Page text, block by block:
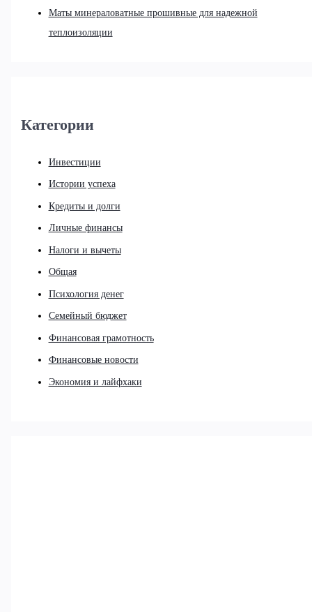
Маты минераловатные прошивные для надежной
теплоизоляции
Категории
Инвестиции
Истории успеха
Кредиты и долги
Личные финансы
Налоги и вычеты
Общая
Психология денег
Семейный бюджет
Финансовая грамотность
Финансовые новости
Экономия и лайфхаки